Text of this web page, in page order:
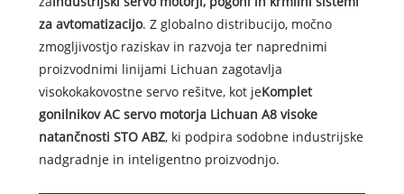
za avtomatizacijo. Z globalno distribucijo, močno
zmogljivostjo raziskav in razvoja ter naprednimi
proizvodnimi linijami Lichuan zagotavlja
visokokakovostne servo rešitve, kot jeKomplet
gonilnikov AC servo motorja Lichuan A8 visoke
natančnosti STO ABZ, ki podpira sodobne industrijske
nadgradnje in inteligentno proizvodnjo.